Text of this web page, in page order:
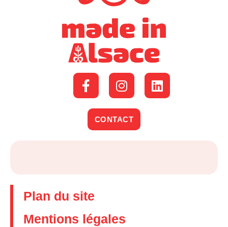
CONTACT
Plan du site
Mentions légales